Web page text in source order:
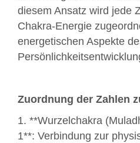
diesem Ansatz wird jede
Chakra-Energie
energetischen Aspekte
Zuordnung der Zahlen
1. **Wurzelchakra
1**: Verbindung zur